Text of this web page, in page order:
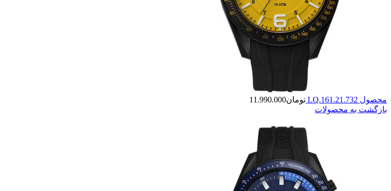
محصول LQ.161.21.732 تومان11.990.000
بازگشت به محصولات